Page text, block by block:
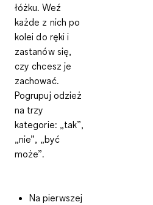
łóżku. Weź
każde z nich po
kolei do ręki i
zastanów się,
czy chcesz je
zachować.
Pogrupuj odzież
na trzy
kategorie: „tak”,
„nie”, „być
może”.
Na pierwszej